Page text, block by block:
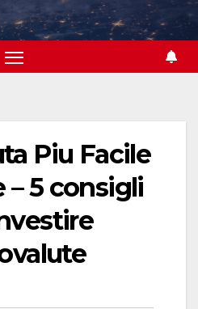
Piu Facile
– 5 consigli